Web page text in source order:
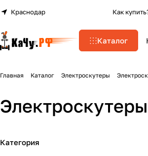
Краснодар Как
Каталог
Главная Каталог Электроскутеры
Категория